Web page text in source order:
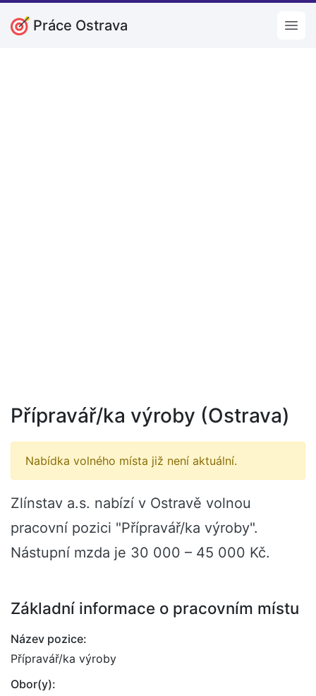
Práce Ostrava
Přípravář/ka výroby (Ostrava)
Nabídka volného místa již není aktuální.
Zlínstav a.s. nabízí v Ostravě volnou
pracovní pozici "Přípravář/ka výroby".
Nástupní mzda je 30 000 – 45 000 Kč.
Základní informace o pracovním místu
Název pozice:
Přípravář/ka výroby
Obor(y):